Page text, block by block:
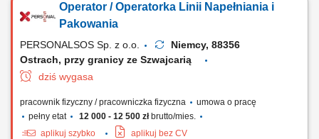
wprowadzanie pianki do formy; wyjmowanie gotowych elementów z
form; napełnianie form pianką; kontrola koloru oraz jakości wyrobu
Operator / Operatorka Linii Napełniania i
Pakowania
PERSONALSOS Sp. z o.o.
Niemcy, 88356
Ostrach, przy granicy ze Szwajcarią
dziś wygasa
pracownik fizyczny / pracowniczka fizyczna
umowa o pracę
pełny etat
12 000 - 12 500 złbrutto/mies.
aplikuj szybko
aplikuj bez CV